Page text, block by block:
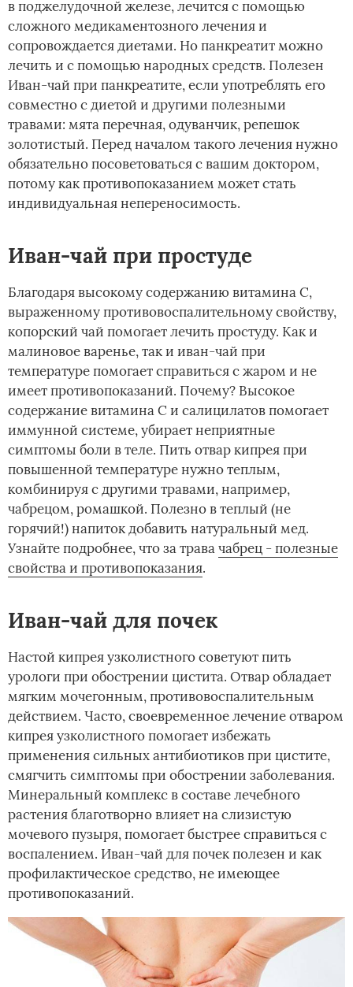
в поджелудочной железе, лечится с помощью
сложного медикаментозного лечения и
сопровождается диетами. Но панкреатит можно
лечить и с помощью народных средств. Полезен
Иван-чай при панкреатите, если употреблять его
совместно с диетой и другими полезными
травами: мята перечная, одуванчик, репешок
золотистый. Перед началом такого лечения нужно
обязательно посоветоваться с вашим доктором,
потому как противопоказанием может стать
индивидуальная непереносимость.
Иван-чай при простуде
Благодаря высокому содержанию витамина С,
выраженному противовоспалительному свойству,
копорский чай помогает лечить простуду. Как и
малиновое варенье, так и иван-чай при
температуре помогает справиться с жаром и не
имеет противопоказаний. Почему? Высокое
содержание витамина С и салицилатов помогает
иммунной системе, убирает неприятные
симптомы боли в теле. Пить отвар кипрея при
повышенной температуре нужно теплым,
комбинируя с другими травами, например,
чабрецом, ромашкой. Полезно в теплый (не
горячий!) напиток добавить натуральный мед.
Узнайте подробнее, что за травачабрец - полезные
свойства и противопоказания.
Иван-чай для почек
Настой кипрея узколистного советуют пить
урологи при обострении цистита. Отвар обладает
мягким мочегонным, противовоспалительным
действием. Часто, своевременное лечение отваром
кипрея узколистного помогает избежать
применения сильных антибиотиков при цистите,
смягчить симптомы при обострении заболевания.
Минеральный комплекс в составе лечебного
растения благотворно влияет на слизистую
мочевого пузыря, помогает быстрее справиться с
воспалением. Иван-чай для почек полезен и как
профилактическое средство, не имеющее
противопоказаний.